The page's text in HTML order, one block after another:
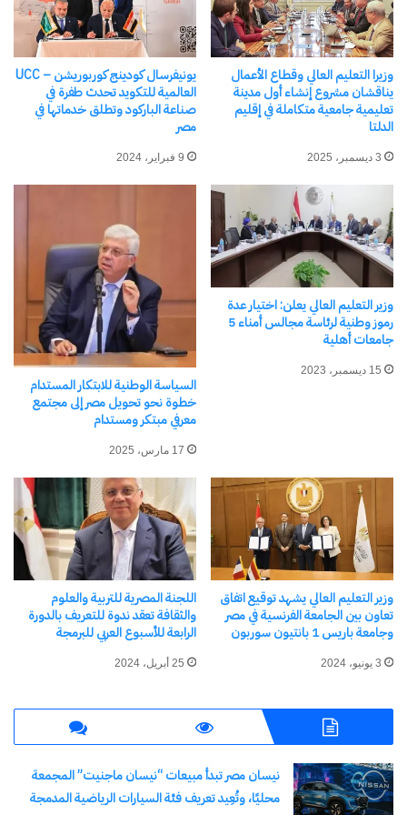
مرتبط
وزير التعليم العالى يشهد
الخامسة والسبعين لهيئة
فولبرايت
4 نوفمبر، 2024
في "مال وأعمال"
وزير الصحة يترأس الاجتماع
للتنمية البشرية
في "صحة وطب"
وزير التعليم العالي يرأس
اكتشاف المزيد من
اشترك للحصول على أحدث التدوينات المرسلة إلى بريدك
الإلكتروني.
كتابة بريدك الإلكتروني...
اشتراك
وزيرا التعليم العالي وقطاع الأعمال
يناقشان مشروع إنشاء أول مدينة
تعليمية جامعية متكاملة في إقليم
الدلتا
3 ديسمبر، 2025
يونيفرسال كودينج كوربوريشن – UCC
العالمية للتكويد تحدث طفرة في
صناعة الباركود وتطلق خدماتها في
مصر
9 فبراير، 2024
وزير التعليم العالي يعلن: اختيار عدة
رموز وطنية لرئاسة مجالس أمناء 5
جامعات أهلية
15 ديسمبر، 2023
السياسة الوطنية للابتكار المستدام
خطوة نحو تحويل مصر إلى مجتمع
معرفي مبتكر ومستدام
17 مارس، 2025
وزير التعليم العالي يشهد توقيع اتفاق
تعاون بين الجامعة الفرنسية في مصر
وجامعة باريس 1 بانتيون سوربون
3 يونيو، 2024
اللجنة المصرية للتربية والعلوم
والثقافة تعقد ندوة للتعريف بالدورة
الرابعة للأسبوع العربي للبرمجة
25 أبريل، 2024
نيسان مصر تبدأ مبيعات “نيسان ماجنيت” المجمعة
محليًا، وتُعِيد تعريف فئة السيارات الرياضية المدمجة